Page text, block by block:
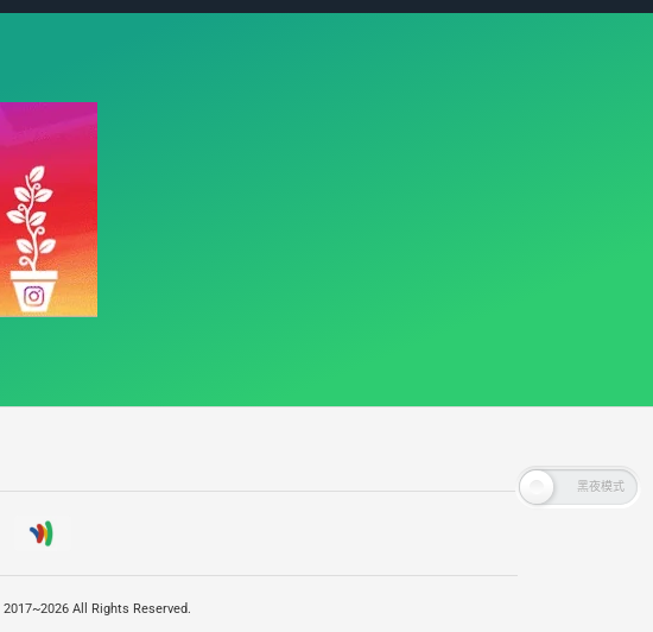
2017~2026 All Rights Reserved.